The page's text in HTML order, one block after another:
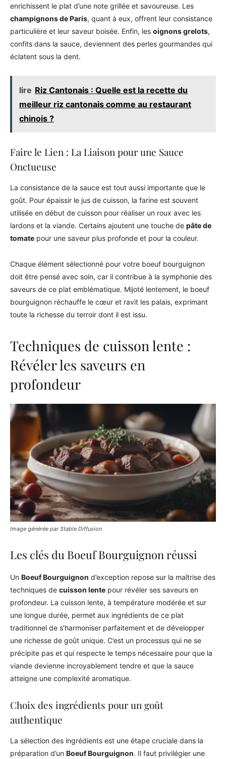
enrichissent le plat d’une note grillée et savoureuse. Les
champignons de Paris, quant à eux, offrent leur consistance
particulière et leur saveur boisée. Enfin, les oignons grelots,
confits dans la sauce, deviennent des perles gourmandes qui
éclatent sous la dent.
lire Riz Cantonais : Quelle est la recette du
meilleur riz cantonais comme au restaurant
chinois ?
Faire le Lien : La Liaison pour une Sauce
Onctueuse
La consistance de la sauce est tout aussi importante que le
goût. Pour épaissir le jus de cuisson, la farine est souvent
utilisée en début de cuisson pour réaliser un roux avec les
lardons et la viande. Certains ajoutent une touche de pâte de
tomate pour une saveur plus profonde et pour la couleur.
Chaque élément sélectionné pour votre boeuf bourguignon
doit être pensé avec soin, car il contribue à la symphonie des
saveurs de ce plat emblématique. Mijoté lentement, le boeuf
bourguignon réchauffe le cœur et ravit les palais, exprimant
toute la richesse du terroir dont il est issu.
Techniques de cuisson lente :
Révéler les saveurs en
profondeur
Image générée par Stable Diffusion
Les clés du Boeuf Bourguignon réussi
Un Boeuf Bourguignon d’exception repose sur la maîtrise des
techniques de cuisson lente pour révéler ses saveurs en
profondeur. La cuisson lente, à température modérée et sur
une longue durée, permet aux ingrédients de ce plat
traditionnel de s’harmoniser parfaitement et de développer
une richesse de goût unique. C’est un processus qui ne se
précipite pas et qui respecte le temps nécessaire pour que la
viande devienne incroyablement tendre et que la sauce
atteigne une complexité aromatique.
Choix des ingrédients pour un goût
authentique
La sélection des ingrédients est une étape cruciale dans la
préparation d’un Boeuf Bourguignon. Il faut privilégier une